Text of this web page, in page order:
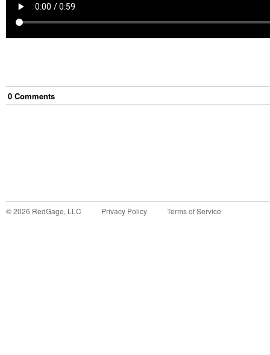
0 Comments
©2026 RedGage, LLC Privacy Policy Terms of Service